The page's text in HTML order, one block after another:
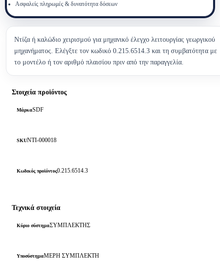
Ντίζα ή καλώδιο χειρισμού για μηχανικό έλεγχο λειτουργίας γεωργικού
μηχανήματος. Ελέγξτε τον κωδικό 0.215.6514.3 και τη συμβατότητα με
το μοντέλο ή τον αριθμό πλαισίου πριν από την παραγγελία.
Στοιχεία προϊόντος
ΜάρκαSDF
SKUNTI-000018
Κωδικός προϊόντος0.215.6514.3
Τεχνικά στοιχεία
Κύριο σύστημαΣΥΜΠΛΕΚΤΗΣ
ΥποσύστημαΜΕΡΗ ΣΥΜΠΛΕΚΤΗ
Ασφαλείς πληρωμές & δυνατότητα δόσεων